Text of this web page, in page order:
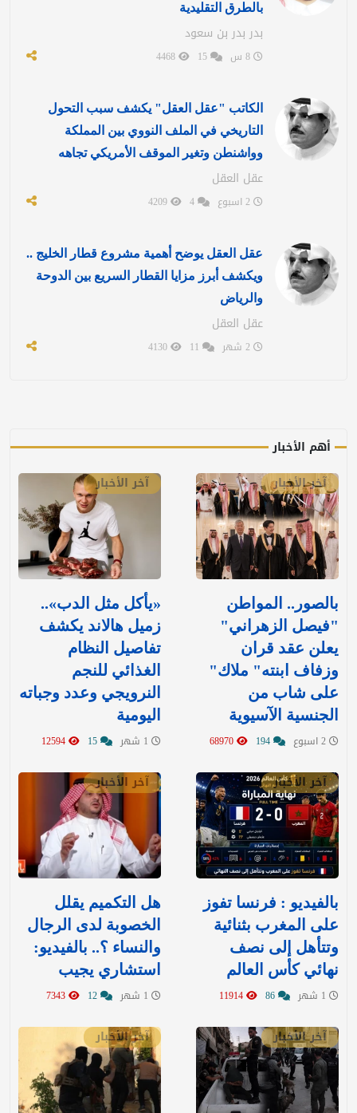
بالطرق التقليدية
بدر بدر بن سعود
الكاتب "عقل العقل" يكشف سبب التحول
التاريخي في الملف النووي بين المملكة
وواشنطن وتغير الموقف الأمريكي تجاهه
عقل العقل
عقل العقل يوضح أهمية مشروع قطار الخليج ..
ويكشف أبرز مزايا القطار السريع بين الدوحة
والرياض
عقل العقل
أهم الأخبار
آخر الأخبار
بالصور.. المواطن
"فيصل الزهراني"
يعلن عقد قران
وزفاف ابنته" ملاك"
على شاب من
الجنسية الآسيوية
آخر الأخبار
«يأكل مثل الدب»..
زميل هالاند يكشف
تفاصيل النظام
الغذائي للنجم
النرويجي وعدد وجباته
اليومية
آخر الأخبار
بالفيديو : فرنسا تفوز
على المغرب بثنائية
وتتأهل إلى نصف
نهائي كأس العالم
آخر الأخبار
هل التكميم يقلل
الخصوبة لدى الرجال
والنساء ؟.. بالفيديو:
استشاري يجيب
آخر الأخبار آخر الأخبار